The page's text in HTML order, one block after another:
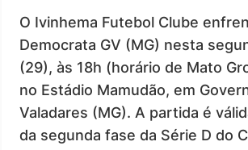
O Ivinhema Futebol Clube
Democrata GV (MG) nesta
(29), às 18h (horário de Mato
no Estádio Mamudão, em
Valadares (MG). A partida é
da segunda fase da Série D do